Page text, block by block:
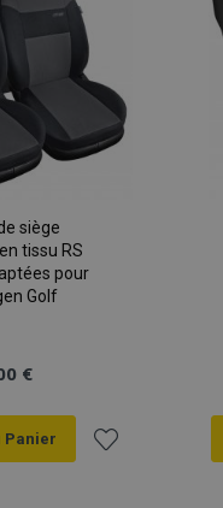
siège
tissu RS
pour
Golf
€
Panier